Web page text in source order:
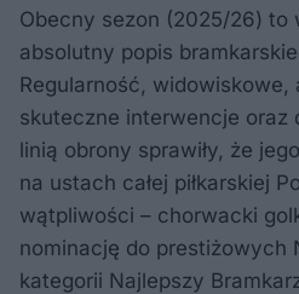
Obecny sezon (2025/26) to
absolutny popis
Regularność, widowiskowe,
skuteczne interwencje oraz
linią obrony sprawiły, że
na ustach całej piłkarskiej
wątpliwości – chorwacki
nominację do prestiżowych
kategorii Najlepszy